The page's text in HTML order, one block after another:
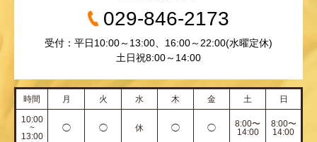
029-846-2173
受付：平日10:00～13:00、16:00～22:00(水曜定休)
土日祝8:00～14:00
時間 月 火 水 木 金 土 日
10:00
~
13:00
◯ ◯ 休 ◯ ◯
8:00〜
14:00
8:00〜
14:00